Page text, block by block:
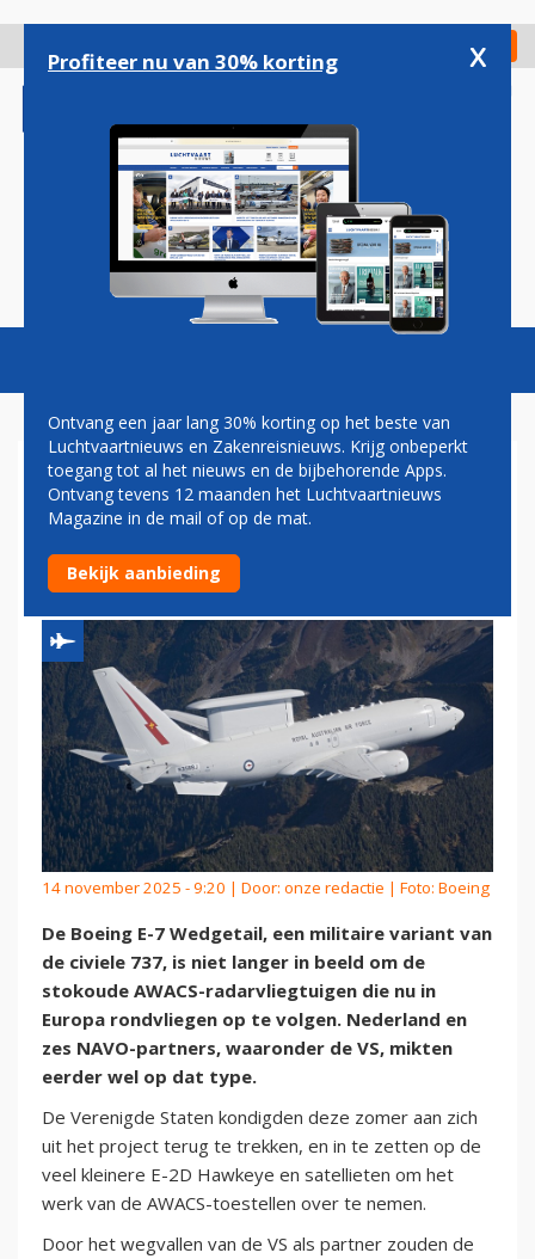
gaan
Check in
Magazine Podcasts Vacatures
EUROPESE LANDEN WILLEN
NIET LANGER BOEING E-7 ALS
VERVANGER VOOR AWACS
14 november 2025 - 9:20 | Door: onze redactie | Foto: Boeing
De Boeing E-7 Wedgetail, een militaire variant van
de civiele 737, is niet langer in beeld om de
stokoude AWACS-radarvliegtuigen die nu in
Europa rondvliegen op te volgen. Nederland en
zes NAVO-partners, waaronder de VS, mikten
eerder wel op dat type.
De Verenigde Staten kondigden deze zomer aan zich
uit het project terug te trekken, en in te zetten op de
veel kleinere E-2D Hawkeye en satellieten om het
werk van de AWACS-toestellen over te nemen.
Door het wegvallen van de VS als partner zouden de
Profiteer nu van 30% korting x
Ontvang een jaar lang 30% korting op het beste van
Luchtvaartnieuws en Zakenreisnieuws. Krijg onbeperkt
toegang tot al het nieuws en de bijbehorende Apps.
Ontvang tevens 12 maanden het Luchtvaartnieuws
Magazine in de mail of op de mat.
Bekijk aanbieding